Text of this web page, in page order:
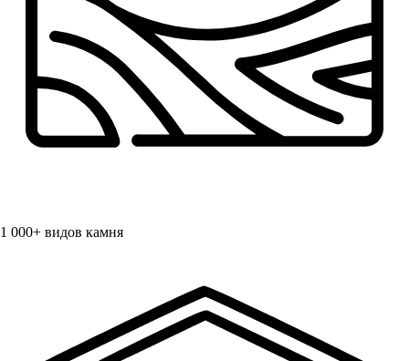
1 000+ видов камня